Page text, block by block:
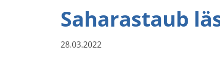
Saharastaub
28.03.2022